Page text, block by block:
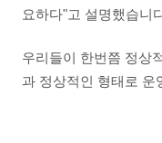
요하다"고 설명했습니
우리들이 한번쯤 정상
과 정상적인 형태로 운